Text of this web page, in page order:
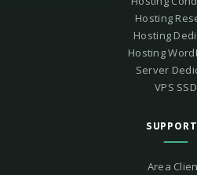
Hosting
Hosting
Hosting
Server
VPS SSD
Area